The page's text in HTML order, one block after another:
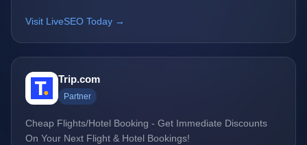
Visit LiveSEO Today →
Trip.com
Partner
Cheap Flights/Hotel Booking - Get Immediate Discounts
On Your Next Flight & Hotel Bookings!